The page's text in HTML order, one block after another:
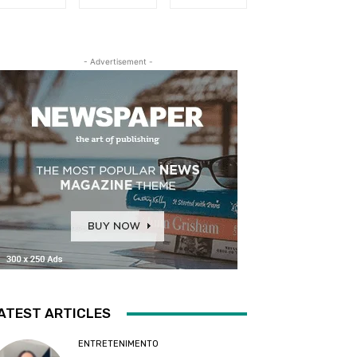
- Advertisement -
ARTICLES
ENTRETENIMENTO